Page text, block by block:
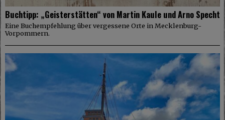
Buchtipp: „Geisterstätten“ von Martin Kaule und Arno Specht
Eine Buchempfehlung über vergessene Orte in Mecklenburg-
Vorpommern.